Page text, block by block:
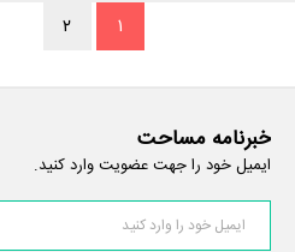
۱
۲
خبرنامه مساحت
ایمیل خود را جهت عضویت وارد کنید.